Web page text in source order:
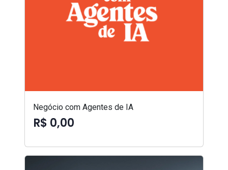
Negócio com Agentes de IA
R$ 0,00